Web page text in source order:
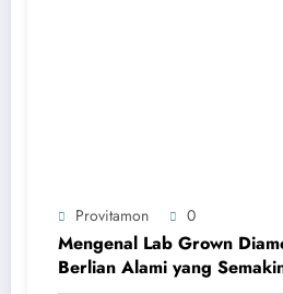
Provitamon 0
Mengenal Lab Grown
Berlian Alami yang